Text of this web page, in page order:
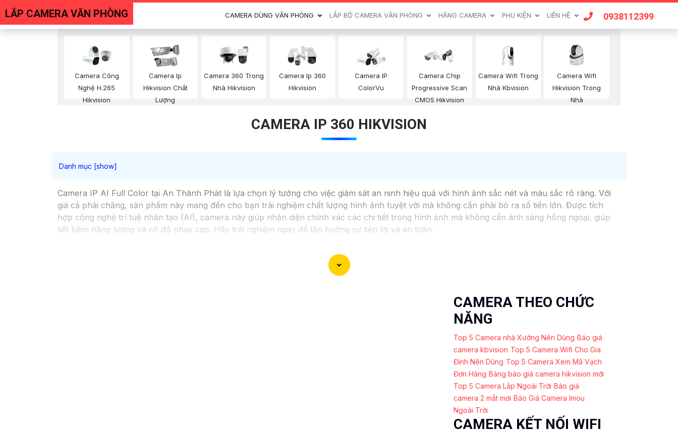
LẮP CAMERA VĂN PHÒNG CAMERA DÙNG VĂN PHÒNG LẮP BỘ CAMERA VĂN PHÒNG HÃNG CAMERA PHU KIỆN LIÊN HỆ 0938112399
Camera Công
Nghệ H.265
Hikvision
Camera Ip
Hikvision Chất
Lượng
Camera 360 Trong
Nhà Hikvision
Camera Ip 360
Hikvision
Camera IP
ColorVu
Camera Chip
Progressive Scan
CMOS Hikvision
Camera Wifi Trong
Nhà Kbvision
Camera Wifi
Hikvision Trong
Nhà
CAMERA IP 360 HIKVISION
Camera IP AI Full Color tại An Thành Phát là lựa chọn lý tưởng cho việc giám sát an ninh hiệu quả với hình ảnh sắc nét và màu sắc rõ ràng. Với
giá cả phải chăng, sản phẩm này mang đến cho bạn trải nghiệm chất lượng hình ảnh tuyệt vời mà không cần phải bỏ ra số tiền lớn. Được tích
hợp công nghệ trí tuệ nhân tạo (AI), camera này giúp nhận diện chính xác các chi tiết trong hình ảnh mà không cần ánh sáng hồng ngoại, giúp
tiết kiệm năng lượng và có độ nhạy cao. Hãy trải nghiệm ngay để tận hưởng sự tiện lợi và an toàn.
CAMERA THEO CHỨC
NĂNG
Top 5 Camera nhà Xưởng Nên Dùng Báo giá
camera kbvision Top 5 Camera Wifi Cho Gia
Đình Nên Dùng Top 5 Camera Xem Mã Vạch
Đơn Hàng Bảng báo giá camera hikvision mới
Top 5 Camera Lắp Ngoài Trời Báo giá
camera 2 mắt mơi Báo Giá Camera Imou
Ngoài Trời
CAMERA KẾT NỐI WIFI